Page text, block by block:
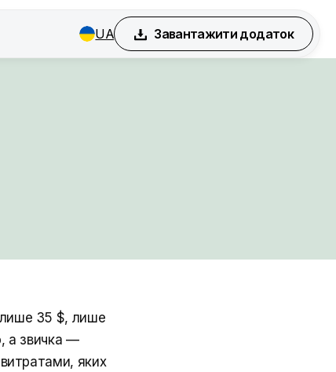
UA Завантажити додаток
35 $, лише
а звичка —
яких